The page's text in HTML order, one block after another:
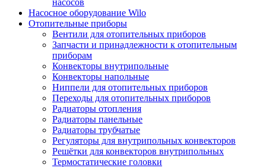
насосов
Насосное оборудование Wilo
Отопительные приборы
Вентили для отопительных приборов
Запчасти и принадлежности к отопительным
приборам
Конвекторы внутрипольные
Конвекторы напольные
Ниппели для отопительных приборов
Переходы для отопительных приборов
Радиаторы отопления
Радиаторы панельные
Радиаторы трубчатые
Регуляторы для внутрипольных конвекторов
Решётки для конвекторов внутрипольных
Термостатические головки